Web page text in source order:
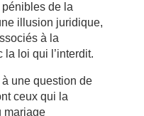
de la
illusion juridique,
à la
loi qui l’interdit.
une question de
ceux qui la
mariage